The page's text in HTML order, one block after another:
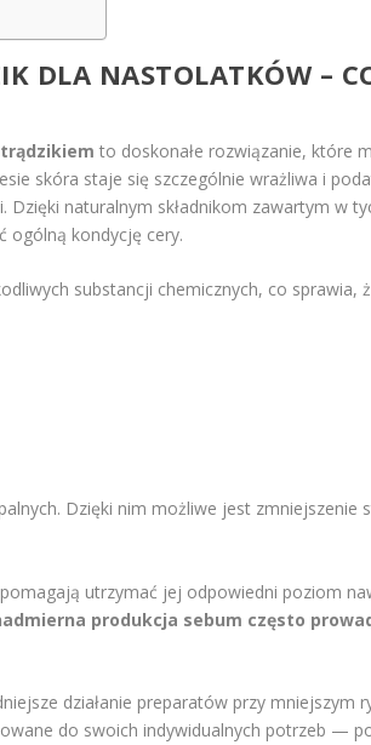
DLA NASTOLATKÓW –
trądzikiem to doskonałe rozwiązanie, które
skóra staje się szczególnie wrażliwa i
naturalnym składnikom zawartym w
ogólną kondycję cery.
substancji chemicznych, co sprawia,
Dzięki nim możliwe jest zmniejszenie
utrzymać jej odpowiedni poziom
produkcja sebum często
działanie preparatów przy mniejszym
do swoich indywidualnych potrzeb —